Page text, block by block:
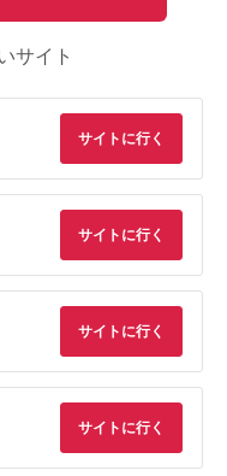
サイト
サイトに行く
サイトに行く
サイトに行く
サイトに行く